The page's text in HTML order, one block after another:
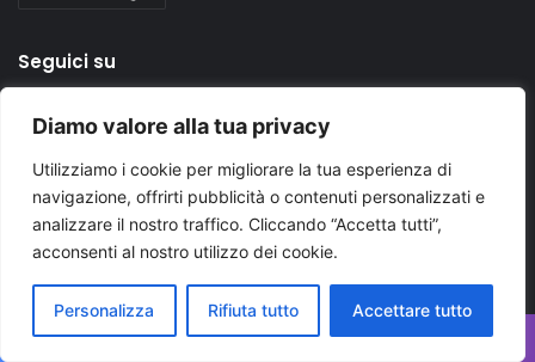
Diamo valore alla tua privacy
Utilizziamo i cookie per migliorare la tua esperienza di
navigazione, offrirti pubblicità o contenuti personalizzati e
analizzare il nostro traffico. Cliccando “Accetta tutti”,
acconsenti al nostro utilizzo dei cookie.
Personalizza Rifiuta tutto Accettare tutto
Seguici su
Facebook
X
Tube
Inserisci